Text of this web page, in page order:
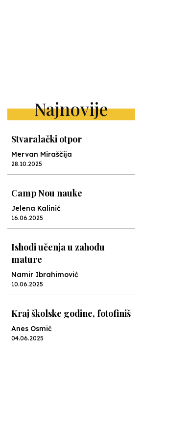
Najnovije
Stvaralački otpor
Mervan Miraščija
28.10.2025
Camp Nou nauke
Jelena Kalinić
16.06.2025
Ishodi učenja u zahodu
mature
Namir Ibrahimović
10.06.2025
Kraj školske godine, fotofiniš
Anes Osmić
04.06.2025